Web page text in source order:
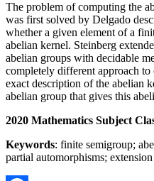
The problem of computing the
was first solved by Delgado
whether a given element of a
abelian kernel. Steinberg
abelian groups with decidable
completely different approach
exact description of the abelian
abelian group that gives this
2020 Mathematics Subject
Keywords: finite semigroup;
partial automorphisms;